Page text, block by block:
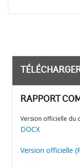
RAPPORT
Version officielle du
DOCX
Version officielle